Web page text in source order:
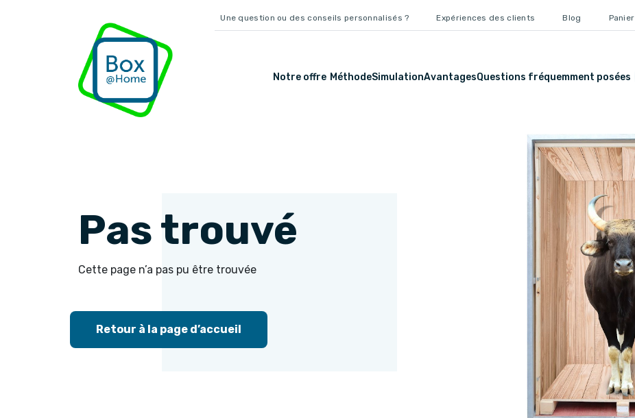
Une question ou des conseils personnalisés ? Expériences des clients Blog Panier
Notre offre MéthodeSimulationAvantagesQuestions fréquemment posées
Pas trouvé
Cette page n’a pas pu être trouvée
Retour à la page d’accueil